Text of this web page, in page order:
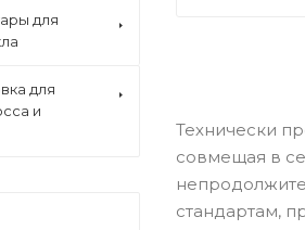
Технически
совмещая в
стандартам,
для
для
и